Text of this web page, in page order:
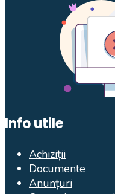
Info utile
Achiziții
Documente
Anunțuri